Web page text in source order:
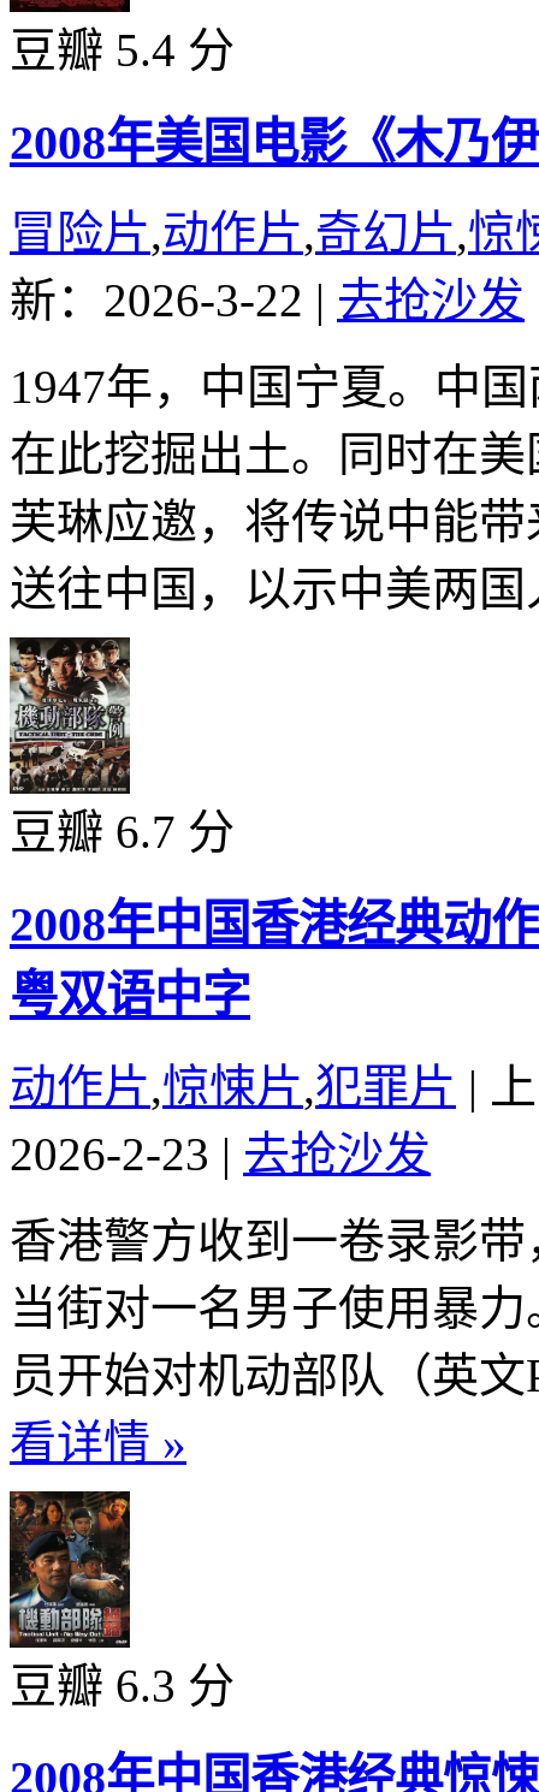
豆瓣 5.4 分
2008年美国电影《木乃
冒险片,动作片,奇幻片,惊
新：2026-3-22 | 去抢沙发
1947年，中国宁夏。中
在此挖掘出土。同时在
芙琳应邀，将传说中能
送往中国，以示中美两
豆瓣 6.7 分
2008年中国香港经典动
粤双语中字
动作片,惊悚片,犯罪片 |
2026-2-23 | 去抢沙发
香港警方收到一卷录影
当街对一名男子使用暴
员开始对机动部队（英
看详情 »
豆瓣 6.3 分
2008年中国香港经典惊